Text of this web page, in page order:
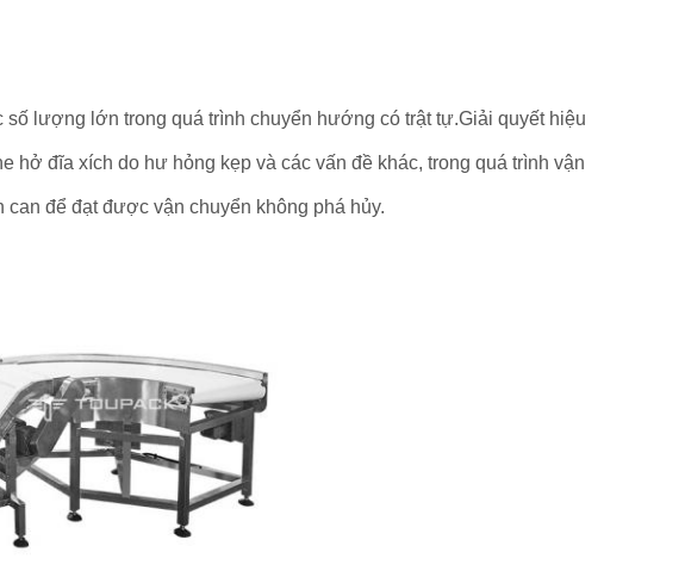
lượng lớn trong quá trình chuyển hướng có trật tự.Giải quyết hiệu
hở đĩa xích do hư hỏng kẹp và các vấn đề khác, trong quá trình vận
để đạt được vận chuyển không phá hủy.